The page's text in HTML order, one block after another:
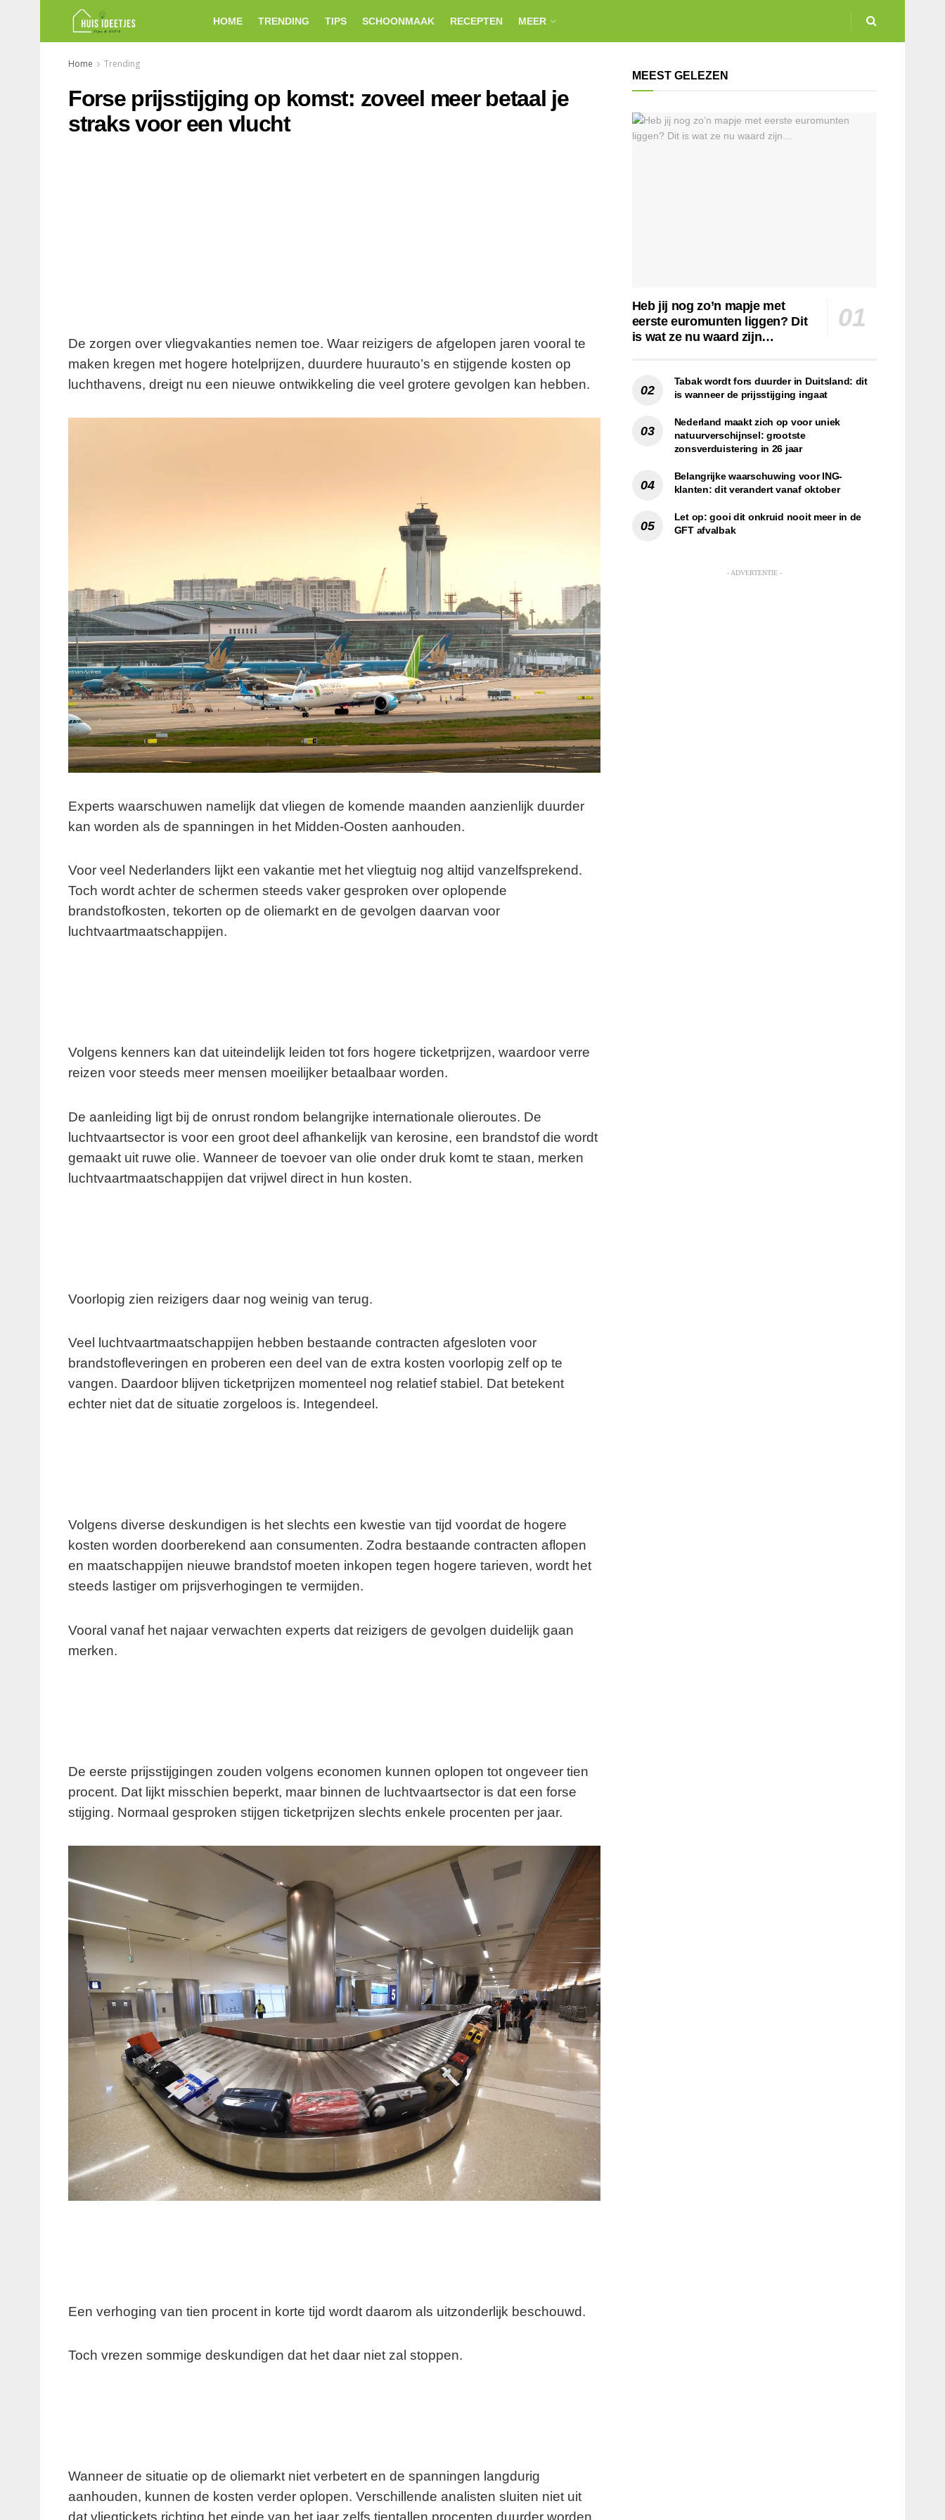
HOME TRENDING TIPS SCHOONMAAK RECEPTEN MEER
Home Trending
Forse prijsstijging op komst: zoveel meer betaal je
straks voor een vlucht
De zorgen over vliegvakanties nemen toe. Waar reizigers de afgelopen jaren vooral te
maken kregen met hogere hotelprijzen, duurdere huurauto’s en stijgende kosten op
luchthavens, dreigt nu een nieuwe ontwikkeling die veel grotere gevolgen kan hebben.
Experts waarschuwen namelijk dat vliegen de komende maanden aanzienlijk duurder
kan worden als de spanningen in het Midden-Oosten aanhouden.
Voor veel Nederlanders lijkt een vakantie met het vliegtuig nog altijd vanzelfsprekend.
Toch wordt achter de schermen steeds vaker gesproken over oplopende
brandstofkosten, tekorten op de oliemarkt en de gevolgen daarvan voor
luchtvaartmaatschappijen.
Volgens kenners kan dat uiteindelijk leiden tot fors hogere ticketprijzen, waardoor verre
reizen voor steeds meer mensen moeilijker betaalbaar worden.
De aanleiding ligt bij de onrust rondom belangrijke internationale olieroutes. De
luchtvaartsector is voor een groot deel afhankelijk van kerosine, een brandstof die wordt
gemaakt uit ruwe olie. Wanneer de toevoer van olie onder druk komt te staan, merken
luchtvaartmaatschappijen dat vrijwel direct in hun kosten.
Voorlopig zien reizigers daar nog weinig van terug.
Veel luchtvaartmaatschappijen hebben bestaande contracten afgesloten voor
brandstofleveringen en proberen een deel van de extra kosten voorlopig zelf op te
vangen. Daardoor blijven ticketprijzen momenteel nog relatief stabiel. Dat betekent
echter niet dat de situatie zorgeloos is. Integendeel.
Volgens diverse deskundigen is het slechts een kwestie van tijd voordat de hogere
kosten worden doorberekend aan consumenten. Zodra bestaande contracten aflopen
en maatschappijen nieuwe brandstof moeten inkopen tegen hogere tarieven, wordt het
steeds lastiger om prijsverhogingen te vermijden.
Vooral vanaf het najaar verwachten experts dat reizigers de gevolgen duidelijk gaan
merken.
De eerste prijsstijgingen zouden volgens economen kunnen oplopen tot ongeveer tien
procent. Dat lijkt misschien beperkt, maar binnen de luchtvaartsector is dat een forse
stijging. Normaal gesproken stijgen ticketprijzen slechts enkele procenten per jaar.
Een verhoging van tien procent in korte tijd wordt daarom als uitzonderlijk beschouwd.
Toch vrezen sommige deskundigen dat het daar niet zal stoppen.
Wanneer de situatie op de oliemarkt niet verbetert en de spanningen langdurig
aanhouden, kunnen de kosten verder oplopen. Verschillende analisten sluiten niet uit
MEEST GELEZEN
Heb jij nog zo’n mapje met
eerste euromunten liggen? Dit
is wat ze nu waard zijn…
Tabak wordt fors duurder in Duitsland: dit
is wanneer de prijsstijging ingaat
Nederland maakt zich op voor uniek
natuurverschijnsel: grootste
zonsverduistering in 26 jaar
Belangrijke waarschuwing voor ING-
klanten: dit verandert vanaf oktober
Let op: gooi dit onkruid nooit meer in de
GFT afvalbak
- ADVERTENTIE -